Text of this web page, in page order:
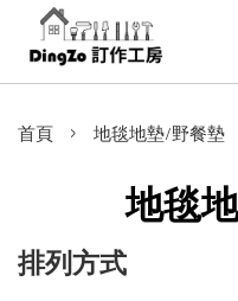
首頁 › 地毯地墊/野餐墊
地毯
排列方式